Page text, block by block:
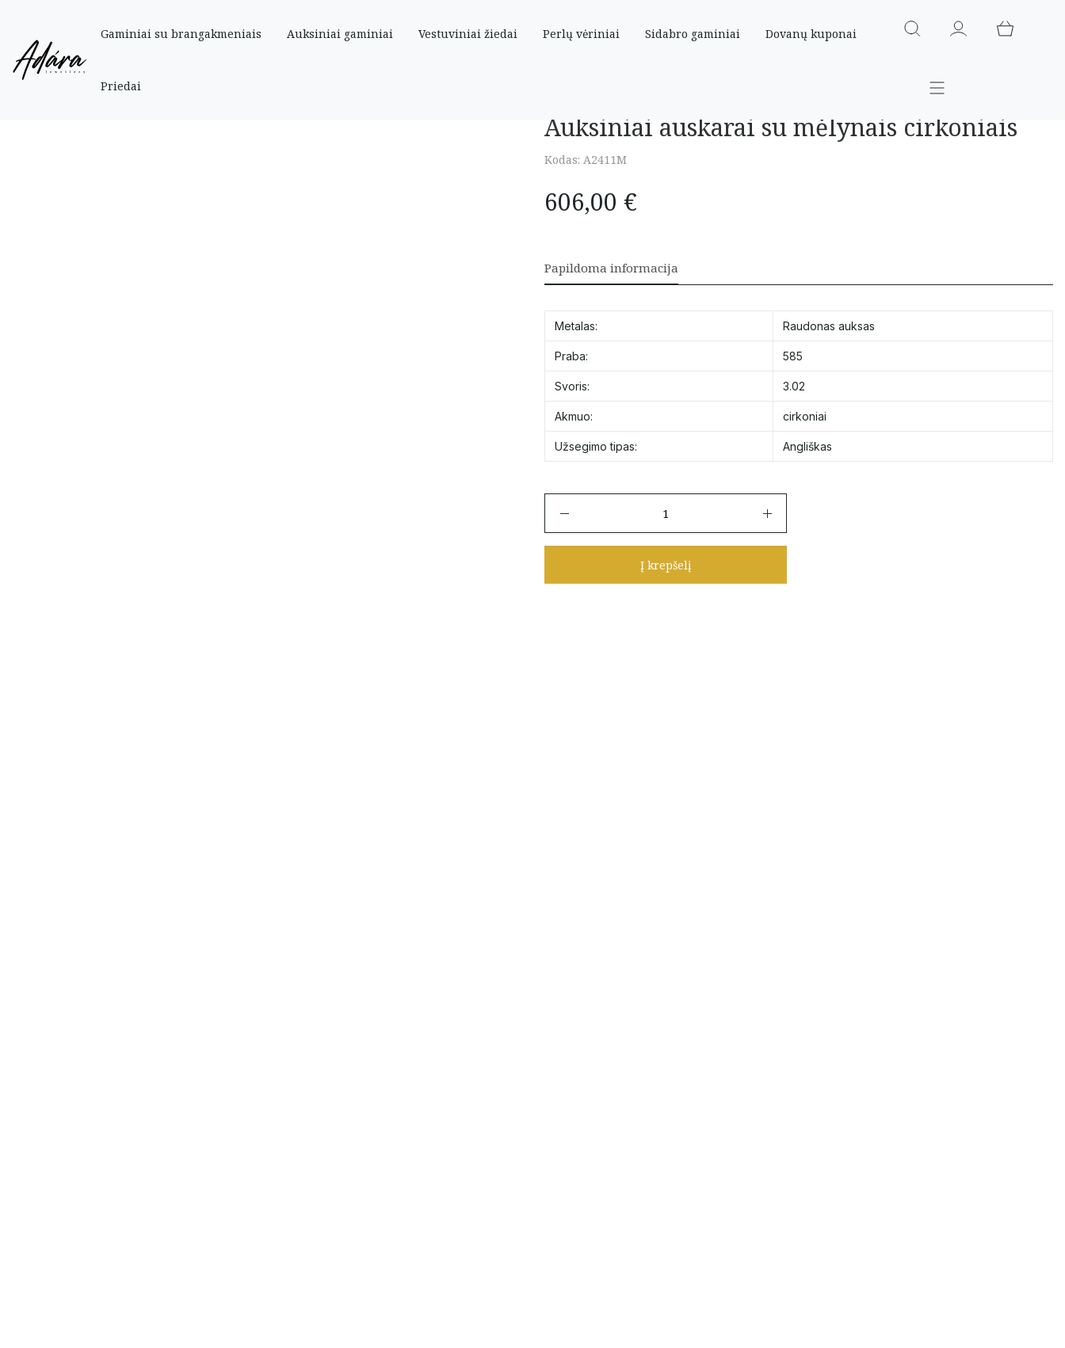
Gaminiai su brangakmeniais Auksiniai gaminiai Vestuviniai žiedai Perlų vėriniai Sidabro gaminiai Dovanų kuponai
Priedai
Pradinis Parduotuve » Auksiniai
Auksiniai auskarai su mėlynais cirkoniais
Kodas: A2411M
606,00 €
Papildoma informacija
Metalas: Raudonas auksas
Praba: 585
Svoris: 3.02
Akmuo: cirkoniai
Užsegimo tipas: Angliškas
Auksiniai
mėlynais
Į krepšelį